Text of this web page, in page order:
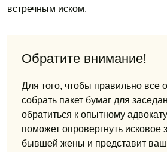
встречным иском.
Обратите внимание!
Для того, чтобы правильно все
собрать пакет бумаг для
обратиться к опытному
поможет опровергнуть исковое
бывшей жены и представит